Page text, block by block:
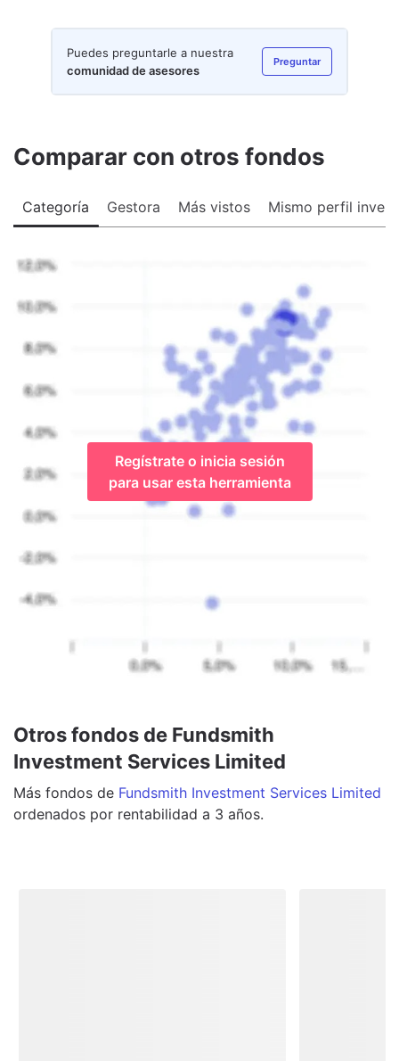
Puedes preguntarle a nuestra
comunidad de asesores
Preguntar
Comparar con otros fondos
Categoría Gestora Más vistos Mismo perfil
Regístrate o inicia sesión
para usar esta herramienta
Otros fondos de Fundsmith
Investment Services Limited
Más fondos de Fundsmith Investment Services Limited
ordenados por rentabilidad a 3 años.